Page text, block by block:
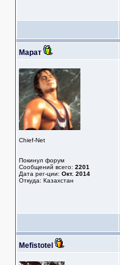
Марат
Chief-Net
Покинул форум
Сообщений всего: 2201
Дата рег-ции: Окт. 2014
Откуда: Казахстан
Mefistotel